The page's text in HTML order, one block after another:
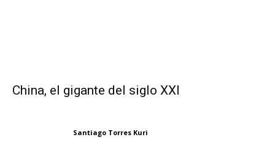
China, el gigante del siglo XXI
Santiago Torres Kuri